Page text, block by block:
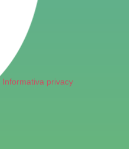
Informativa privacy